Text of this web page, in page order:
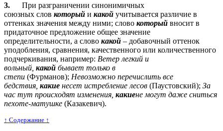
3. При разграничении синонимичных
союзных слов который и какой учитывается различие в
оттенках значения между ними; слово который вносит в
придаточное предложение общее значение
определительности, а слово какой – добавочный оттенок
уподобления, сравнения, качественного или количественного
подчеркивания, например: Ветер легкий и
вольный, какой бывает только в
степи (Фурманов); Невозможно перечислить все
бедствия, какие несет истребление лесов (Паустовский); За
час тут происходят изменения, какиене могут даже сниться
пехоте-матушке (Казакевич).
↑ Cодержание ↑